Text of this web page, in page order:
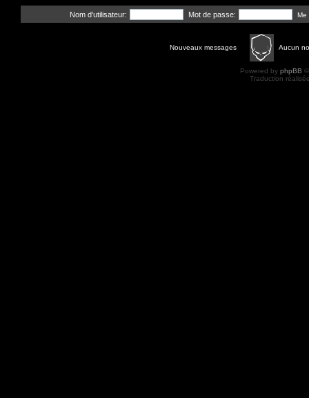
Nom d’utilisateur: Mot de passe: Me
Nouveaux messages Aucun
Powered by phpBB
Traduction